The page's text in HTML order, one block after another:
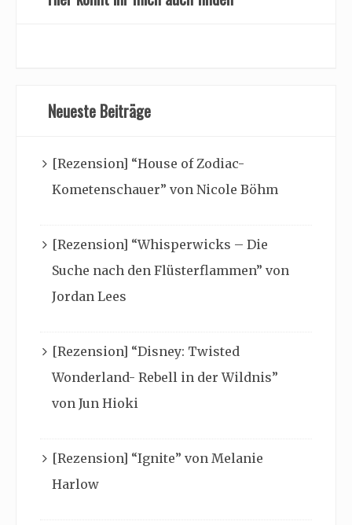
Neueste Beiträge
[Rezension] “House of Zodiac-
Kometenschauer” von Nicole Böhm
[Rezension] “Whisperwicks – Die
Suche nach den Flüsterflammen” von
Jordan Lees
[Rezension] “Disney: Twisted
Wonderland- Rebell in der Wildnis”
von Jun Hioki
[Rezension] “Ignite” von Melanie
Harlow